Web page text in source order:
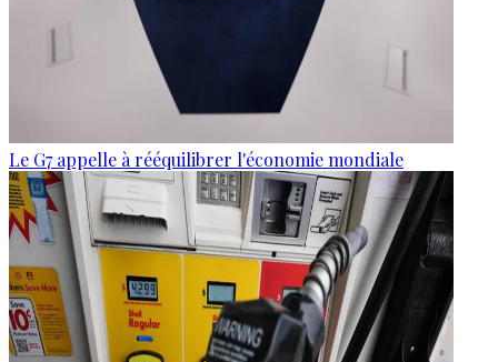
Le G7 appelle à rééquilibrer l'économie mondiale